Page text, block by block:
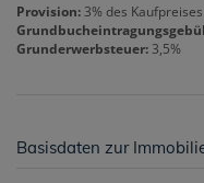
Provision: 3% des
Grunderwerbsteuer: 3,5%
Basisdaten zur